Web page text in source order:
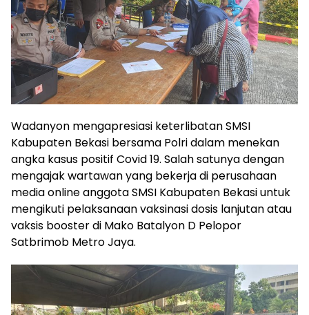
Wadanyon mengapresiasi keterlibatan SMSI
Kabupaten Bekasi bersama Polri dalam menekan
angka kasus positif Covid 19. Salah satunya dengan
mengajak wartawan yang bekerja di perusahaan
media online anggota SMSI Kabupaten Bekasi untuk
mengikuti pelaksanaan vaksinasi dosis lanjutan atau
vaksis booster di Mako Batalyon D Pelopor
Satbrimob Metro Jaya.